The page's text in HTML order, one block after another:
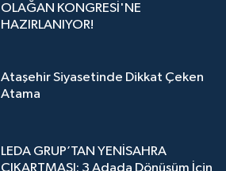
OLAĞAN KONGRESİ'NE
HAZIRLANIYOR!
Ataşehir Siyasetinde Dikkat Çeken
Atama
LEDA GRUP’TAN YENİSAHRA
ÇIKARTMASI: 3 Adada Dönüşüm İçin